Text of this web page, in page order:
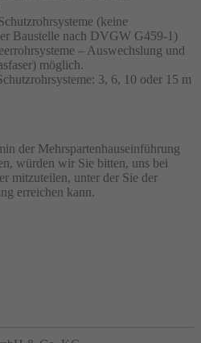
(keine
Baustelle nach DVGW G459-1)
– Auswechslung und
möglich.
3, 6, 10 oder 15 m
der Mehrspartenhauseinführung
würden wir Sie bitten, uns bei
mitzuteilen, unter der Sie der
erreichen kann.